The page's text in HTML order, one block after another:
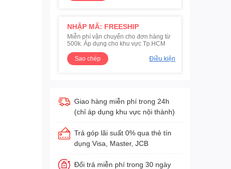
NHẬP MÃ: FREESHIP
Miễn phí vận chuyển cho đơn hàng từ
500k. Áp dụng cho khu vực Tp.HCM
Sao chép
Điều kiện
Giao hàng miễn phí trong 24h
(chỉ áp dụng khu vực nội thành)
Trả góp lãi suất 0% qua thẻ tín
dụng Visa, Master, JCB
Đổi trả miễn phí trong 30 ngày